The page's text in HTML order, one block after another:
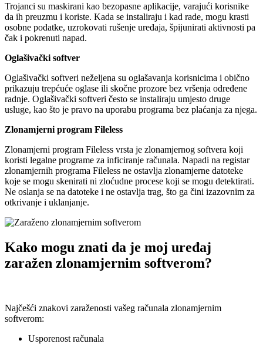
Trojanci su maskirani kao bezopasne aplikacije, varajući korisnike
da ih preuzmu i koriste. Kada se instaliraju i kad rade, mogu krasti
osobne podatke, uzrokovati rušenje uređaja, špijunirati aktivnosti pa
čak i pokrenuti napad.
Oglašivački softver
Oglašivački softveri neželjena su oglašavanja korisnicima i obično
prikazuju trepćuće oglase ili skočne prozore bez vršenja određene
radnje. Oglašivački softveri često se instaliraju umjesto druge
usluge, kao što je pravo na uporabu programa bez plaćanja za njega.
Zlonamjerni program Fileless
Zlonamjerni program Fileless vrsta je zlonamjernog softvera koji
koristi legalne programe za inficiranje računala. Napadi na registar
zlonamjernih programa Fileless ne ostavlja zlonamjerne datoteke
koje se mogu skenirati ni zloćudne procese koji se mogu detektirati.
Ne oslanja se na datoteke i ne ostavlja trag, što ga čini izazovnim za
otkrivanje i uklanjanje.
Kako mogu znati da je moj uređaj
zaražen zlonamjernim softverom?
Najčešći znakovi zaraženosti vašeg računala zlonamjernim
softverom:
Usporenost računala